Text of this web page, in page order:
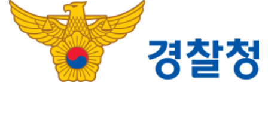
주제 : Functional Lasso Kernel Smoothing for High-Dimensional Additive Regression